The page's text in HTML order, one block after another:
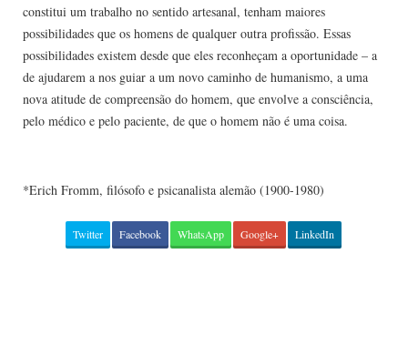
constitui um trabalho no sentido artesanal, tenham maiores
possibilidades que os homens de qualquer outra profissão. Essas
possibilidades existem desde que eles reconheçam a oportunidade – a
de ajudarem a nos guiar a um novo caminho de humanismo, a uma
nova atitude de compreensão do homem, que envolve a consciência,
pelo médico e pelo paciente, de que o homem não é uma coisa.
*Erich Fromm, filósofo e psicanalista alemão (1900-1980)
Twitter Facebook WhatsApp Google+ LinkedIn